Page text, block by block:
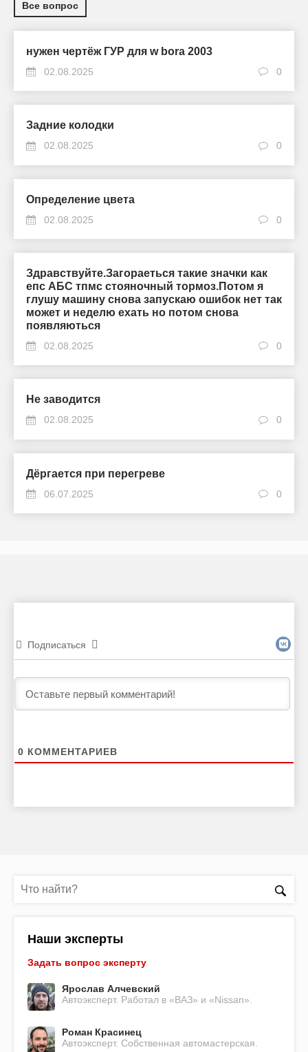
Все вопрос
нужен чертёж ГУР для w bora 2003
02.08.2025 0
Задние колодки
02.08.2025 0
Определение цвета
02.08.2025 0
Здравствуйте.Загораеться такие значки как
епс АБС тпмс стояночный тормоз.Потом я
глушу машину снова запускаю ошибок нет так
может и неделю ехать но потом снова
появляються
02.08.2025 0
Не заводится
02.08.2025 0
Дёргается при перегреве
06.07.2025 0
Подписаться
0 КОММЕНТАРИЕВ
Наши эксперты
Задать вопрос эксперту
Ярослав Алчевский
Автоэксперт. Работал в «ВАЗ» и «Nissan».
Роман Красинец
Автоэксперт. Собственная автомастерская.